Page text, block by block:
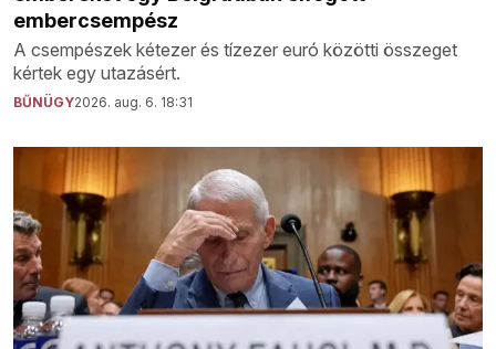
embercsempész
A csempészek kétezer és tízezer euró közötti összeget
kértek egy utazásért.
BŰNÜGY2026. aug. 6. 18:31